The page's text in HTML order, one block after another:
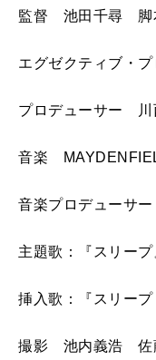
監督 池田千尋 脚
エグゼクティブ・
プロデューサー 川
音楽
音楽プロデューサ
主題歌：『スリー
挿入歌：『スリー
撮影 池内義浩